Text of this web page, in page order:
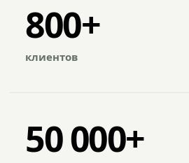
800+
клиентов
50 000+